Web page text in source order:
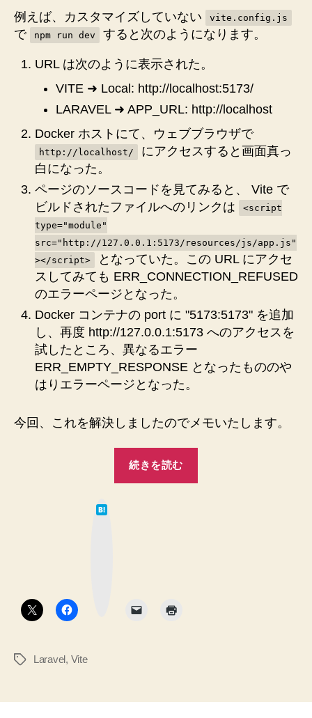
る
よ
に
し
記
録
へ
の
例えば、カスタマイズしていない vite.config.js
で npm run dev すると次のようになります。
URL は次のように表示された。
VITE ➜ Local: http://localhost:5173/
LARAVEL ➜ APP_URL: http://localhost
Docker ホストにて、ウェブブラウザで
http://localhost/
にアクセスすると画面真っ
白になった。
ページのソースコードを見てみると、 Vite で
ビルドされたファイルへのリンクは
<script
type="module"
src="http://127.0.0.1:5173/resources/js/app.js"
></script>
となっていた。この URL にアクセ
スしてみても ERR_CONNECTION_REFUSED
のエラーページとなった。
Docker コンテナの port に "5173:5173" を追加
し、再度 http://127.0.0.1:5173 へのアクセスを
試したところ、異なるエラー
ERR_EMPTY_RESPONSE となったもののや
はりエラーページとなった。
今回、これを解決しましたのでメモいたします。
続きを読む
`npm
タ
Laravel, Vite